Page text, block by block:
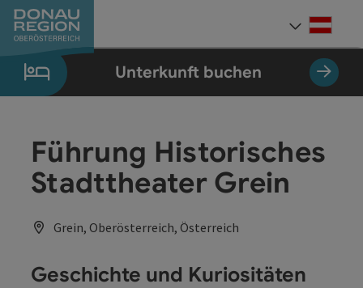
Zum Inhalt
Zur Navigation
Zum Seitenanfang
Zur Kontaktseite
Zum Impressum
Zur Startseite
Unterkunft buchen
Führung Historisches
Stadttheater Grein
Grein, Oberösterreich, Österreich
Geschichte und Kuriositäten